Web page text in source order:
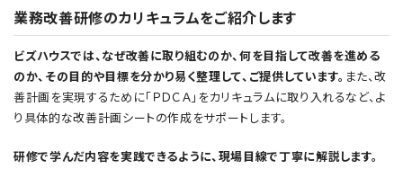
業務改善研修のカリキュラムをご紹介します
ビズハウスでは、なぜ改善に取り組むのか、何を目指して改善を進める
のか、その目的や目標を分かり易く整理して、ご提供しています。 また、改
善計画を実現するために「ＰＤＣＡ」をカリキュラムに取り入れるなど、よ
り具体的な改善計画シートの作成をサポートします。
研修で学んだ内容を実践できるように、現場目線で丁寧に解説します。